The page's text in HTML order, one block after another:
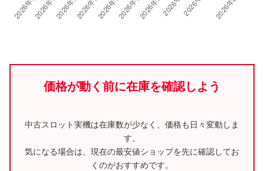
価格が動く前に在庫を確認しよう
中古スロット実機は在庫数が少なく、価格も日々変動しま
す。
気になる場合は、現在の最安値ショップを先に確認してお
くのがおすすめです。